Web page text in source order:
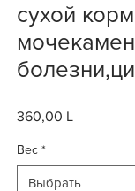
сухой
360,00 LЦена
Вес *
Выбрать